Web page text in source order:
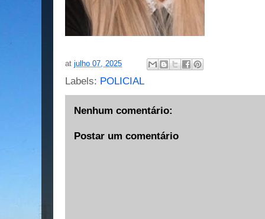
at julho 07, 2025
Labels: POLICIAL
Nenhum comentário:
Postar um comentário